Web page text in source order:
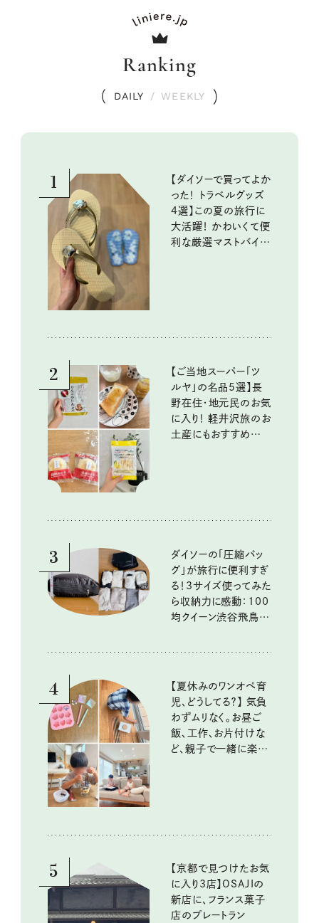
Ranking
DAILY / WEEKLY
1
【ダイソーで買ってよか
った！ トラベルグッズ
4選】この夏の旅行に
大活躍！ かわいくて便
利な厳選マストバイア
2
【ご当地スーパー「ツ
ルヤ」の名品5選】長
野在住・地元民のお気
に入り！ 軽井沢旅のお
土産にもおすすめのお
3
ダイソーの「圧縮バッ
グ」が旅行に便利すぎ
る！3サイズ使ってみた
ら収納力に感動：100
均クイーン渋谷飛鳥の
4
【夏休みのワンオペ育
児、どうしてる？】 気負
わずムリなく。お昼ご
飯、工作、お片付けな
ど、親子で一緒に楽し
5
【京都で見つけたお気
に入り3店】OSAJIの
新店に、フランス菓子
店のプレートラン